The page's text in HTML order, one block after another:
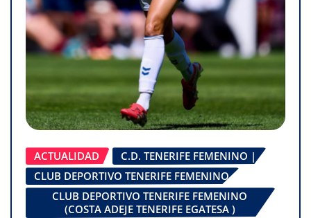
ACTUALIDAD
C.D. TENERIFE FEMENINO |
CLUB DEPORTIVO TENERIFE FEMENINO
CLUB DEPORTIVO TENERIFE FEMENINO
(COSTA ADEJE TENERIFE EGATESA )